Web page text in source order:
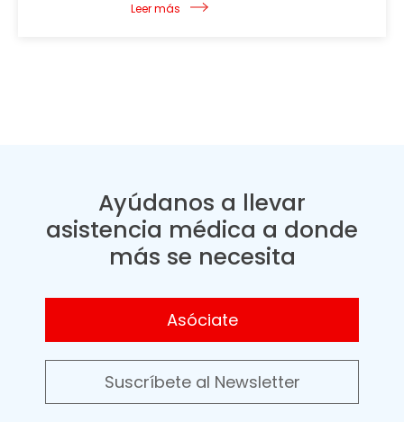
Leer más
Ayúdanos a llevar
asistencia médica a donde
más se necesita
Asóciate
Suscríbete al Newsletter